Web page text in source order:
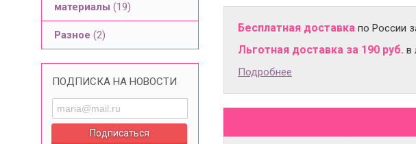
материалы (19)
Разное (2)
ПОДПИСКА НА НОВОСТИ
Бесплатная доставка по России
Льготная доставка за 190 руб. в
Подробнее